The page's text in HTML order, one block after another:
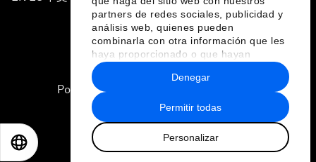
partners de redes sociales, publicidad y
análisis web, quienes pueden
combinarla con otra información que les
haya proporcionado o que hayan
recopilado a partir del uso que haya
hecho de sus servicios.
Permitir todas
Personalizar
Denegar
Política de privacidad y normas de uso
2026 Foro Económico Mundial